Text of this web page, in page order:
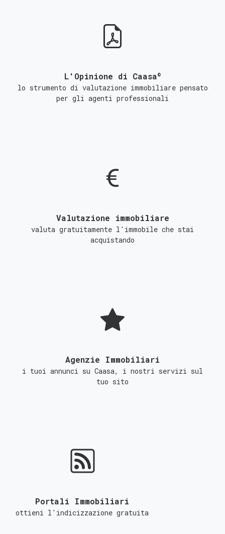
L'Opinione di Caasa©
lo strumento di valutazione immobiliare pensato
per gli agenti professionali
Valutazione immobiliare
valuta gratuitamente l'immobile che stai
acquistando
Agenzie Immobiliari
i tuoi annunci su Caasa, i nostri servizi sul
tuo sito
Portali Immobiliari
ottieni l'indicizzazione gratuita